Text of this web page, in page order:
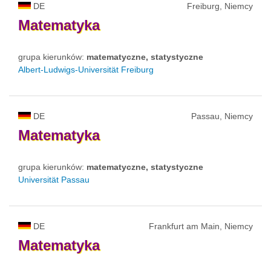
DE Freiburg, Niemcy
Matematyka
grupa kierunków: matematyczne, statystyczne
Albert-Ludwigs-Universität Freiburg
DE Passau, Niemcy
Matematyka
grupa kierunków: matematyczne, statystyczne
Universität Passau
DE Frankfurt am Main, Niemcy
Matematyka